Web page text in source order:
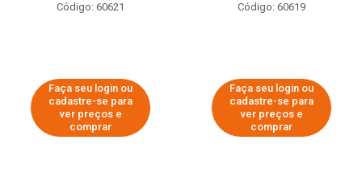
Código: 60621
Faça seu login ou
cadastre-se para
ver preços e
comprar
Código: 60619
Faça seu login ou
cadastre-se para
ver preços e
comprar